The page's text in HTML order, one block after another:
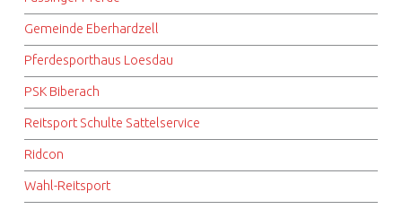
Gemeinde Eberhardzell
Pferdesporthaus Loesdau
PSK Biberach
Reitsport Schulte Sattelservice
Ridcon
Wahl-Reitsport